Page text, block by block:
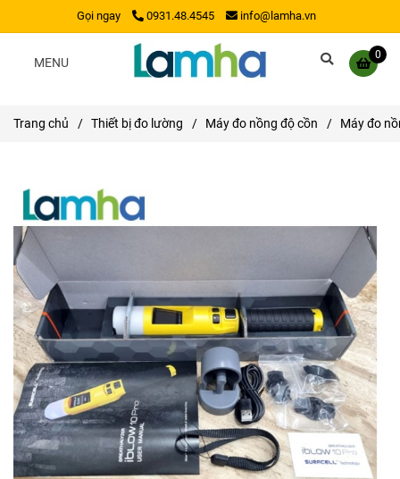
Gọi ngay 0931.48.4545 info@lamha.vn
0
MENU
Trang chủ / Thiết bị đo lường / Máy đo nồng độ cồn / Máy đo